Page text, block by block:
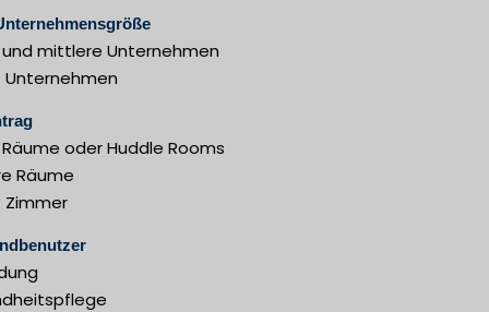
und mittlere Unternehmen
Unternehmen
oder Huddle Rooms
Räume
Zimmer